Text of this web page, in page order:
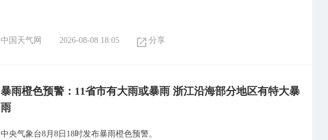
中国天气网 2026-08-08 18:05 分享
暴雨橙色预警：11省市有大雨或暴雨 浙江沿海部分地区有特大暴
雨
中央气象台8月8日18时发布暴雨橙色预警。